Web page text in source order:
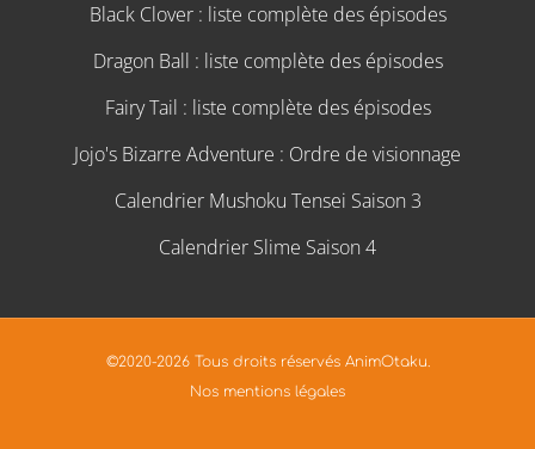
Black Clover : liste complète des épisodes
Dragon Ball : liste complète des épisodes
Fairy Tail : liste complète des épisodes
Jojo's Bizarre Adventure : Ordre de visionnage
Calendrier Mushoku Tensei Saison 3
Calendrier Slime Saison 4
©2020-2026 Tous droits réservés AnimOtaku.
Nos mentions légales